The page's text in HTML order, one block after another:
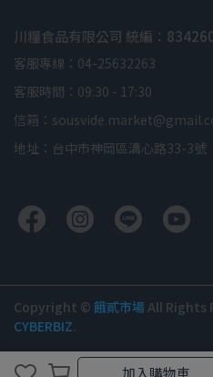
加入購物車
川糧食品有限公司 統編：
客服專線：04-25632263
客服時間：09:30 - 17:30
信箱：
地址：台中市神岡區溝心路33-3號
Copyright © 餓貳市場 All Rights
CYBERBIZ.